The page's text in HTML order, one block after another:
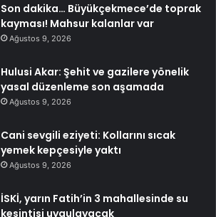
Son dakika… Büyükçekmece’de toprak
kayması! Mahsur kalanlar var
Ağustos 9, 2026
Hulusi Akar: Şehit ve gazilere yönelik
yasal düzenleme son aşamada
Ağustos 9, 2026
Cani sevgili eziyeti: Kollarını sıcak
yemek kepçesiyle yaktı
Ağustos 9, 2026
İSKİ, yarın Fatih’in 3 mahallesinde su
kesintisi uygulayacak